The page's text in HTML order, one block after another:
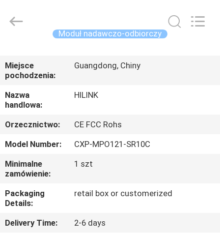
DOMU
PRODUKTY
O
NAS
WYCIECZKA
PO
Technology
Co.,Ltd..
Moduł nadawczo-odbiorczy
Miejsce
pochodzenia:
Guangdong, Chiny
Nazwa
handlowa:
HILINK
Orzecznictwo:
CE FCC Rohs
Model Number:
CXP-MPO121-SR10C
Minimalne
zamówienie:
1 szt
Packaging
Details:
retail box or customerized
Delivery Time:
2-6 days